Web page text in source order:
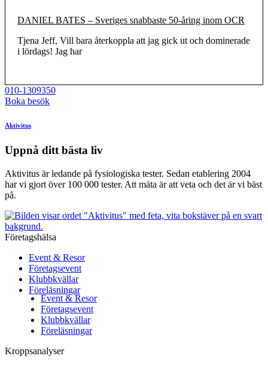
DANIEL BATES – Sveriges snabbaste 50-åring inom OCR
Tjena Jeff, Vill bara återkoppla att jag gick ut och dominerade
i lördags! Jag har
010-1309350
Boka besök
Aktivitus
Uppnå ditt bästa liv
Aktivitus är ledande på fysiologiska tester. Sedan etablering 2004
har vi gjort över 100 000 tester. Att mäta är att veta och det är vi bäst
på.
Företagshälsa
Event & Resor
Företagsevent
Klubbkvällar
Föreläsningar
Event & Resor
Företagsevent
Klubbkvällar
Föreläsningar
Kroppsanalyser